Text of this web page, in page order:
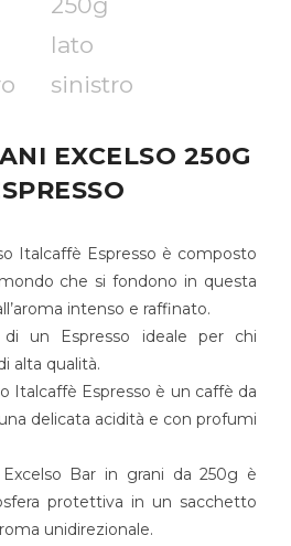
EXCELSO 250G
Italcaffè Espresso è composto
che si fondono in questa
intenso e raffinato.
un Espresso ideale per chi
alta qualità.
Italcaffè Espresso è un caffè da
delicata acidità e con profumi
Bar in grani da 250g è
protettiva in un sacchetto
unidirezionale.